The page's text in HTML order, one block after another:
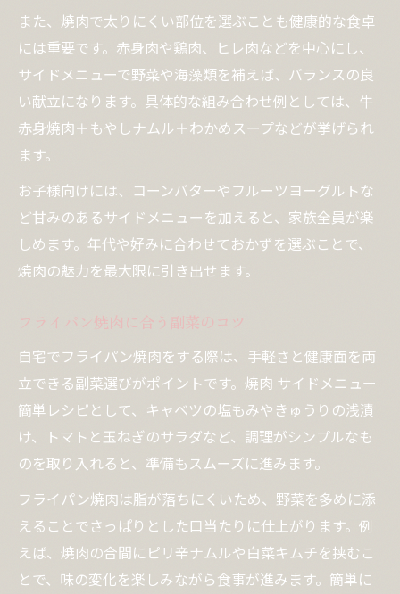
また、焼肉で太りにくい部位を選ぶことも健康的な食卓
には重要です。赤身肉や鶏肉、ヒレ肉などを中心にし、
サイドメニューで野菜や海藻類を補えば、バランスの良
い献立になります。具体的な組み合わせ例としては、牛
赤身焼肉＋もやしナムル＋わかめスープなどが挙げられ
ます。
お子様向けには、コーンバターやフルーツヨーグルトな
ど甘みのあるサイドメニューを加えると、家族全員が楽
しめます。年代や好みに合わせておかずを選ぶことで、
焼肉の魅力を最大限に引き出せます。
フライパン焼肉に合う副菜のコツ
自宅でフライパン焼肉をする際は、手軽さと健康面を両
立できる副菜選びがポイントです。焼肉 サイドメニュー
簡単レシピとして、キャベツの塩もみやきゅうりの浅漬
け、トマトと玉ねぎのサラダなど、調理がシンプルなも
のを取り入れると、準備もスムーズに進みます。
フライパン焼肉は脂が落ちにくいため、野菜を多めに添
えることでさっぱりとした口当たりに仕上がります。例
えば、焼肉の合間にピリ辛ナムルや白菜キムチを挟むこ
とで、味の変化を楽しみながら食事が進みます。簡単に